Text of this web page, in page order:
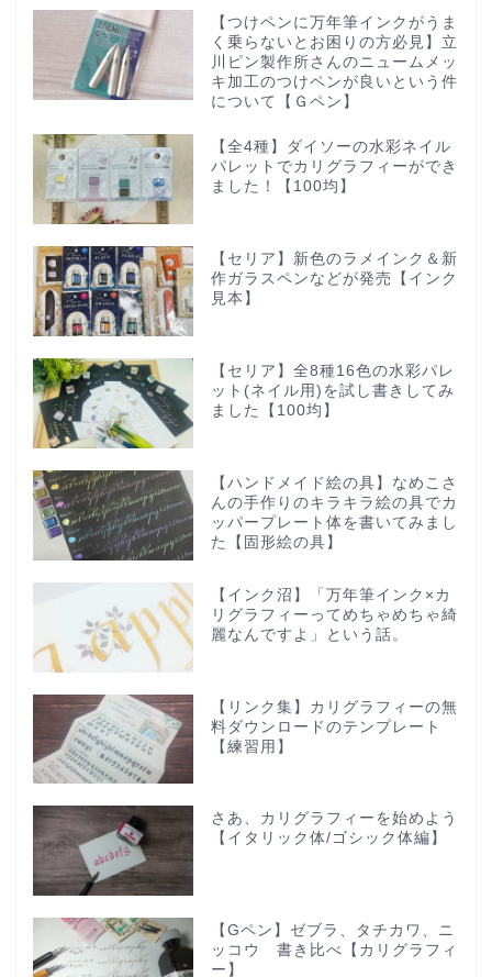
【つけペンに万年筆インクがうま
く乗らないとお困りの方必見】立
川ピン製作所さんのニュームメッ
キ加工のつけペンが良いという件
について【Ｇペン】
【全4種】ダイソーの水彩ネイル
パレットでカリグラフィーができ
ました！【100均】
【セリア】新色のラメインク＆新
作ガラスペンなどが発売【インク
見本】
【セリア】全8種16色の水彩パレ
ット(ネイル用)を試し書きしてみ
ました【100均】
【ハンドメイド絵の具】なめこさ
んの手作りのキラキラ絵の具でカ
ッパープレート体を書いてみまし
た【固形絵の具】
【インク沼】「万年筆インク×カ
リグラフィーってめちゃめちゃ綺
麗なんですよ」という話。
【リンク集】カリグラフィーの無
料ダウンロードのテンプレート
【練習用】
さあ、カリグラフィーを始めよう
【イタリック体/ゴシック体編】
【Gペン】ゼブラ、タチカワ、ニ
ッコウ 書き比べ【カリグラフィ
ー】